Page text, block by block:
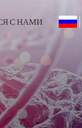
С НАМИ